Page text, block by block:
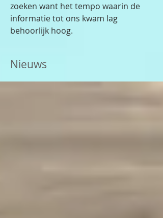
zoeken want het tempo waarin de
informatie tot ons kwam lag
behoorlijk hoog.
Nieuws